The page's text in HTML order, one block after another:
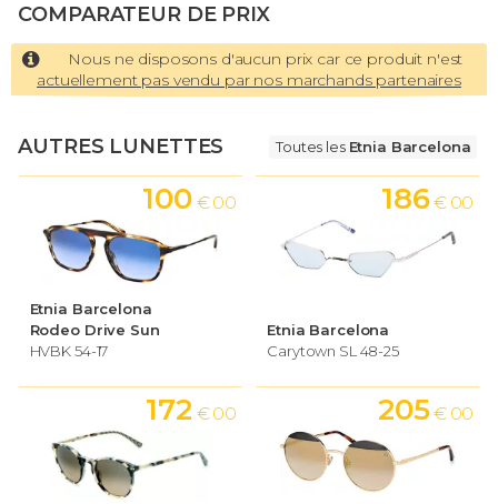
COMPARATEUR DE PRIX
Nous ne disposons d'aucun prix car ce produit n'est
actuellement pas vendu par nos marchands partenaires
AUTRES LUNETTES Toutes les Etnia Barcelona
Etnia Barcelona
Rodeo Drive Sun
HVBK 54-17
100 € 00
Etnia Barcelona
Carytown SL 48-25
186 € 00
172 € 00 205 € 00